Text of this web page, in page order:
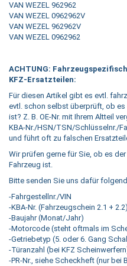
VAN WEZEL 962962
VAN WEZEL 0962962V
VAN WEZEL 962962V
VAN WEZEL 0962962
ACHTUNG:
KFZ-Ersatzteilen:
Für diesen Artikel gibt es evtl.
evtl. schon selbst überprüft, ob
ist? Z. B. OE-Nr. mit Ihrem Altteil
KBA-Nr./HSN/TSN/Schlüsselnr./
und führt oft zu falschen
Wir prüfen gerne für Sie, ob es
Fahrzeug ist.
Bitte senden Sie uns dafür
-Fahrgestellnr./VIN
-KBA-Nr. (Fahrzeugschein 2.1 + 2.2)
-Baujahr (Monat/Jahr)
-Motorcode (steht oftmals im
-Getriebetyp (5. oder 6. Gang
-Türanzahl (bei KFZ
-PR-Nr., siehe Scheckheft (nur bei